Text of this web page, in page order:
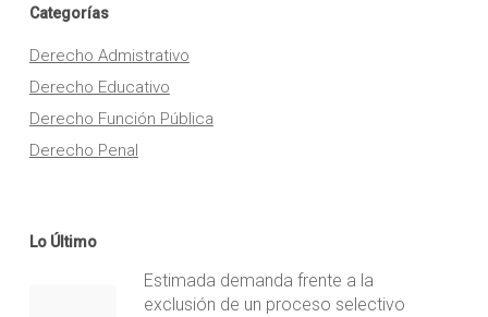
Categorías
Derecho Admistrativo
Derecho Educativo
Derecho Función Pública
Derecho Penal
Lo Último
Estimada demanda frente a la
exclusión de un proceso selectivo